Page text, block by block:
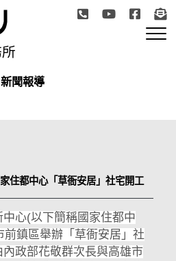
新聞報導
住都中心「草衙安居」社宅開工
心(以下簡稱國家住都中
前鎮區舉辦「草衙安居」社
政部花敬群次長與高雄市